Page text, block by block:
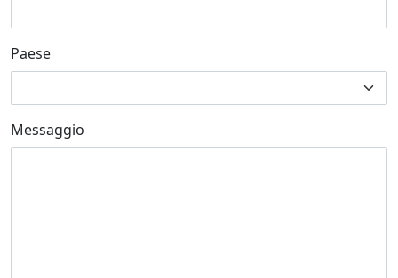
Paese
Messaggio